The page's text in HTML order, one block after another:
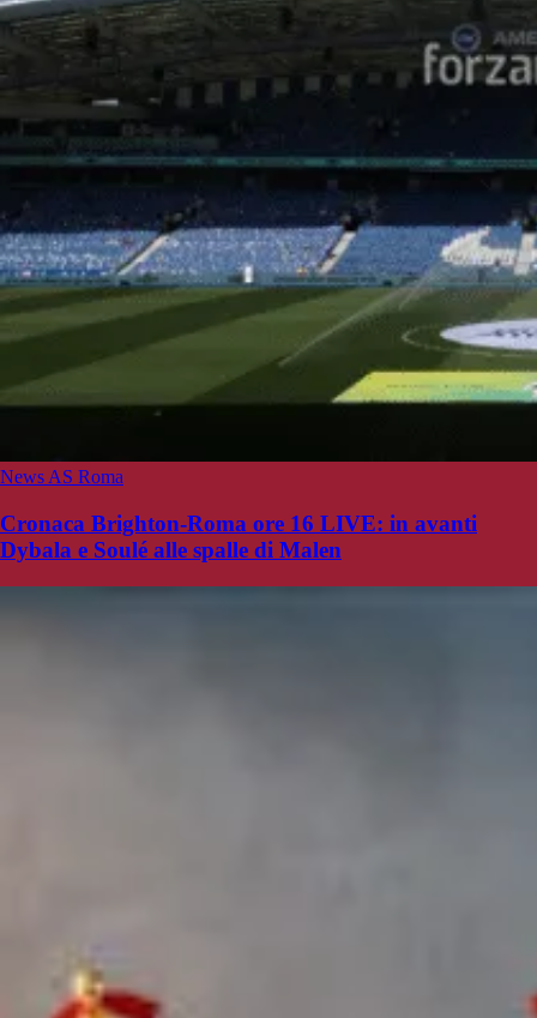
News AS Roma
Cronaca Brighton-Roma ore 16 LIVE: in avanti
Dybala e Soulé alle spalle di Malen